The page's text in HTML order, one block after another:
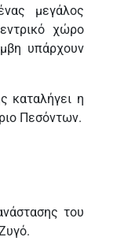
μεγάλος
χώρο
υπάρχουν
καταλήγει η
Πεσόντων.
του